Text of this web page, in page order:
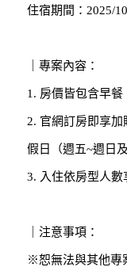
住宿期間：2025/
｜專案內容：
1. 房價皆包含早餐
2. 官網訂房即享加
假日（週五~週日
3. 入住依房型人
｜注意事項：
※恕無法與其他專